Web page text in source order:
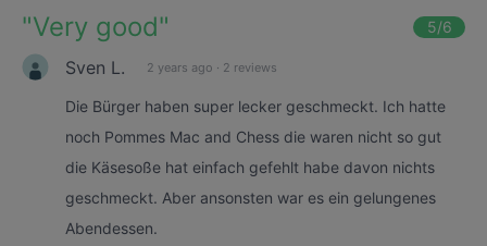
"Very good" 5/6
Sven L. 2 years ago · 2 reviews
Die Bürger haben super lecker geschmeckt. Ich hatte
noch Pommes Mac and Chess die waren nicht so gut
die Käsesoße hat einfach gefehlt habe davon nichts
geschmeckt. Aber ansonsten war es ein gelungenes
Abendessen.